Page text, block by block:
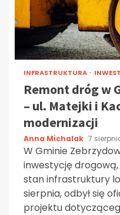
INFRASTRUKTURA
Remont dróg w
– ul. Matejki i
modernizacji
Anna Michalak 7
W Gminie
inwestycję
stan infrastruktury
sierpnia, odbył się
projektu